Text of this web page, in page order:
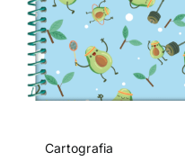
Cartografia